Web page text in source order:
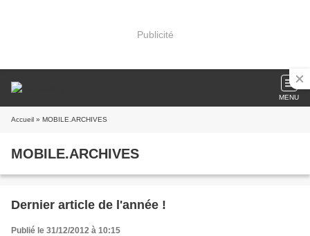
Publicité
MENU
Accueil » MOBILE.ARCHIVES
MOBILE.ARCHIVES
Dernier article de l'année !
Publié le 31/12/2012 à 10:15